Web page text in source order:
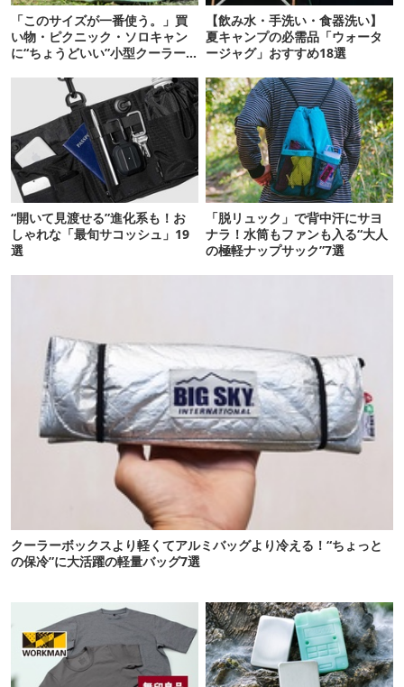
「このサイズが一番使う。」買
い物・ピクニック・ソロキャン
に“ちょうどいい”小型クーラー
【飲み水・手洗い・食器洗い】
夏キャンプの必需品「ウォータ
ージャグ」おすすめ18選
“開いて見渡せる”進化系も！お
しゃれな「最旬サコッシュ」19
選
「脱リュック」で背中汗にサヨ
ナラ！水筒もファンも入る“大人
の極軽ナップサック”7選
クーラーボックスより軽くてアルミバッグより冷える！“ちょっと
の保冷”に大活躍の軽量バッグ7選